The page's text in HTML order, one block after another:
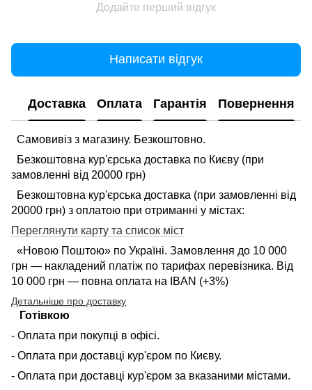
Додайте перший відгук
Написати відгук
Доставка Оплата Гарантія Повернення
Самовивіз з магазину. Безкоштовно.
Безкоштовна кур'єрська доставка по Києву (при
замовленні від 20000 грн)
Безкоштовна кур'єрська доставка (при замовленні від
20000 грн) з оплатою при отриманні у містах:
Переглянути карту та список міст
«Новою Поштою» по Україні. Замовлення до 10 000
грн — накладений платіж по тарифах перевізника. Від
10 000 грн — повна оплата на IBAN (+3%)
Детальніше про доставку
Готівкою
- Оплата при покупці в офісі.
- Оплата при доставці кур'єром по Києву.
- Оплата при доставці кур'єром за вказаними містами.